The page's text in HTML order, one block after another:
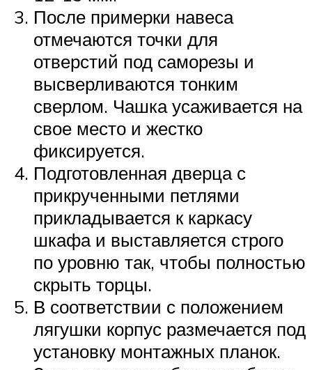
После примерки навеса
отмечаются точки для
отверстий под саморезы и
высверливаются тонким
сверлом. Чашка усаживается на
свое место и жестко
фиксируется.
Подготовленная дверца с
прикрученными петлями
прикладывается к каркасу
шкафа и выставляется строго
по уровню так, чтобы полностью
скрыть торцы.
В соответствии с положением
лягушки корпус размечается под
установку монтажных планок.